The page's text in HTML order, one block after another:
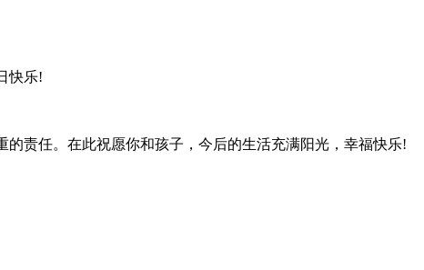
快乐!
责任。在此祝愿你和孩子，今后的生活充满阳光，幸福快乐!